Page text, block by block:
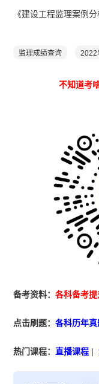
《建设工程监理案例
监理成绩查询 2022
不知道考
备考资料：各科备考
点击刷题：各科历年
热门课程： 直播课程 |